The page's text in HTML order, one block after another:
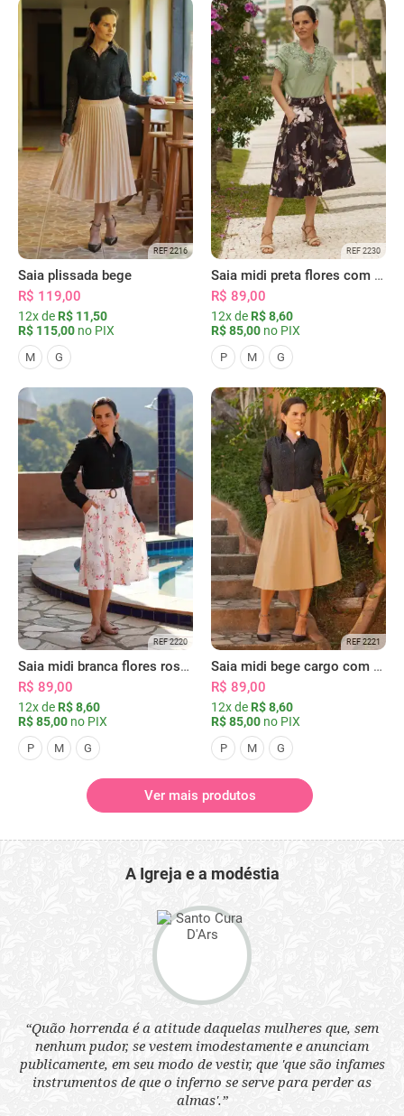
REF 2216
Saia plissada bege
R$ 119,00
12x de R$ 11,50
R$ 115,00 no PIX
M G
REF 2230
Saia midi preta flores com bolsos
R$ 89,00
12x de R$ 8,60
R$ 85,00 no PIX
P M G
REF 2220
Saia midi branca flores rosas com bolsos
R$ 89,00
12x de R$ 8,60
R$ 85,00 no PIX
P M G
REF 2221
Saia midi bege cargo com bolsos
R$ 89,00
12x de R$ 8,60
R$ 85,00 no PIX
P M G
Ver mais produtos
A Igreja e a modéstia
“Quão horrenda é a atitude daquelas mulheres que, sem
nenhum pudor, se vestem imodestamente e anunciam
publicamente, em seu modo de vestir, que 'que são infames
instrumentos de que o inferno se serve para perder as
almas'.”